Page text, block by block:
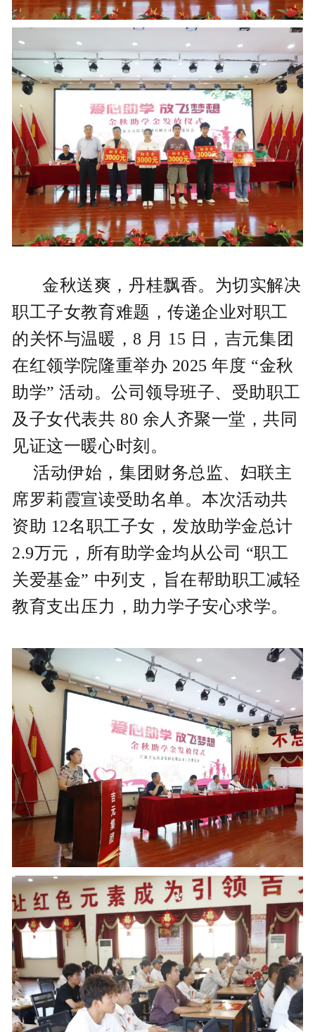
金秋送爽，丹桂飘香。为切实解决
职工子女教育难题，传递企业对职工
的关怀与温暖，8 月 15 日，吉元集团
在红领学院隆重举办 2025 年度 “金秋
助学” 活动。公司领导班子、受助职工
及子女代表共 80 余人齐聚一堂，共同
见证这一暖心时刻。
活动伊始，集团财务总监、妇联主
席罗莉霞宣读受助名单。本次活动共
资助 12名职工子女，发放助学金总计
2.9万元，所有助学金均从公司 “职工
关爱基金” 中列支，旨在帮助职工减轻
教育支出压力，助力学子安心求学。